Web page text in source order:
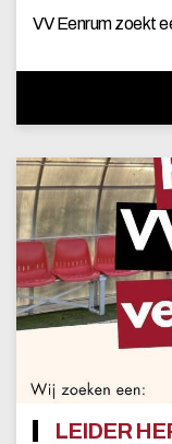
VV Eenrum zoekt
LEIDER